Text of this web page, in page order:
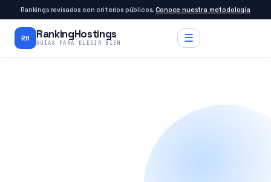
Rankings revisados con criterios públicos.Conoce nuestra metodología
RH RankingHostings
GUÍAS PARA ELEGIR BIEN ☰